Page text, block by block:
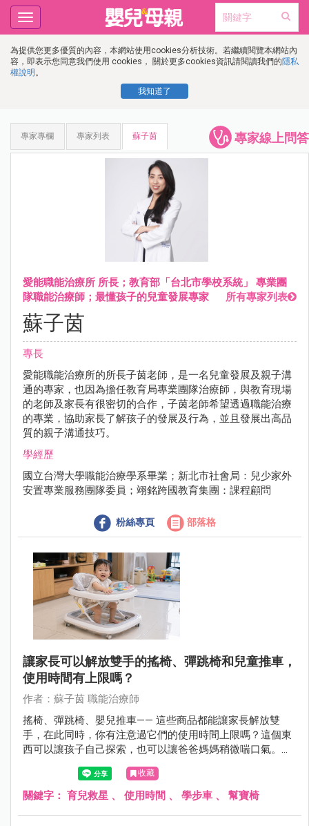
為提供您更多優質的內容，本網站使用cookies分析技術。若繼續閱覽本網站內
容，即表示您同意我們使用 cookies， 關於更多cookies資訊請閱讀我們的隱私
權說明 。
我知道了
Toggle
navigation
專家線上問答
專家專欄 專家列表 蘇子茵
愛能職能治療所 所長；教育部「台北市學校系統」 專業團
隊職能治療師；最懂孩子的兒童發展專家
所有專家列表
蘇子茵
專長
愛能職能治療所的所長子茵老師，是一名兒童發展及親子溝
通的專家，也因為擔任教育局專業團隊治療師，與教育現場
的老師及家長有很密切的合作，子茵老師希望透過職能治療
的專業，協助家長了解孩子的發展及行為，並且發展出高品
質的親子溝通技巧。
學經歷
國立台灣大學職能治療學系畢業；新北市社會局：兒少家外
安置專業服務團隊委員；翊銘跨國教育集團：課程顧問
粉絲專頁 部落格
讓家長可以解放雙手的搖椅、彈跳椅和兒童推車，
使用時間有上限嗎？
作者：蘇子茵 職能治療師
搖椅、彈跳椅、嬰兒推車—— 這些商品都能讓家長解放雙
手，在此同時，你有注意過它們的使用時間上限嗎？這個東
西可以讓孩子自己探索，也可以讓爸爸媽媽稍微喘口氣。但
這些「育兒救星」，每一樣都有建議的使用時間。
收藏
關鍵字： 育兒救星 、 使用時間 、 學步車 、 幫寶椅